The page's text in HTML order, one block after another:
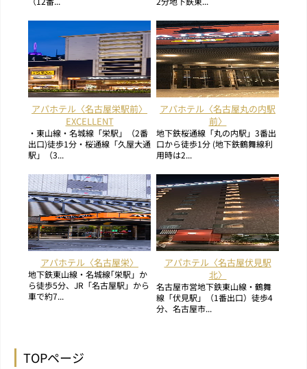
アパホテル〈名古屋栄駅前〉
EXCELLENT
・東山線・名城線「栄駅」（2番
出口)徒歩1分・桜通線「久屋大通
駅」（3...
アパホテル〈名古屋丸の内駅
前〉
地下鉄桜通線「丸の内駅」3番出
口から徒歩1分 (地下鉄鶴舞線利
用時は2...
アパホテル〈名古屋栄〉
地下鉄東山線・名城線｢栄駅」か
ら徒歩5分、JR「名古屋駅」から
車で約7...
アパホテル〈名古屋伏見駅
北〉
名古屋市営地下鉄東山線・鶴舞
線「伏見駅」（1番出口）徒歩4
分、名古屋市...
TOPページ